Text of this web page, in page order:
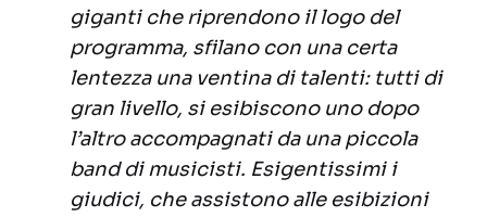
giganti che riprendono il logo del
programma, sfilano con una certa
lentezza una ventina di talenti: tutti di
gran livello, si esibiscono uno dopo
l’altro accompagnati da una piccola
band di musicisti. Esigentissimi i
giudici, che assistono alle esibizioni